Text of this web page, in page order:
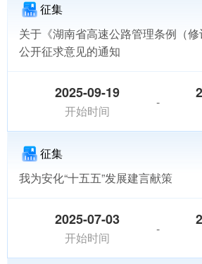
征集
关于《湖南省高速公路管理条例（修
公开征求意见的通知
2025-09-19
开始时间
-
征集
我为安化“十五五”发展建言献策
2025-07-03
开始时间
-